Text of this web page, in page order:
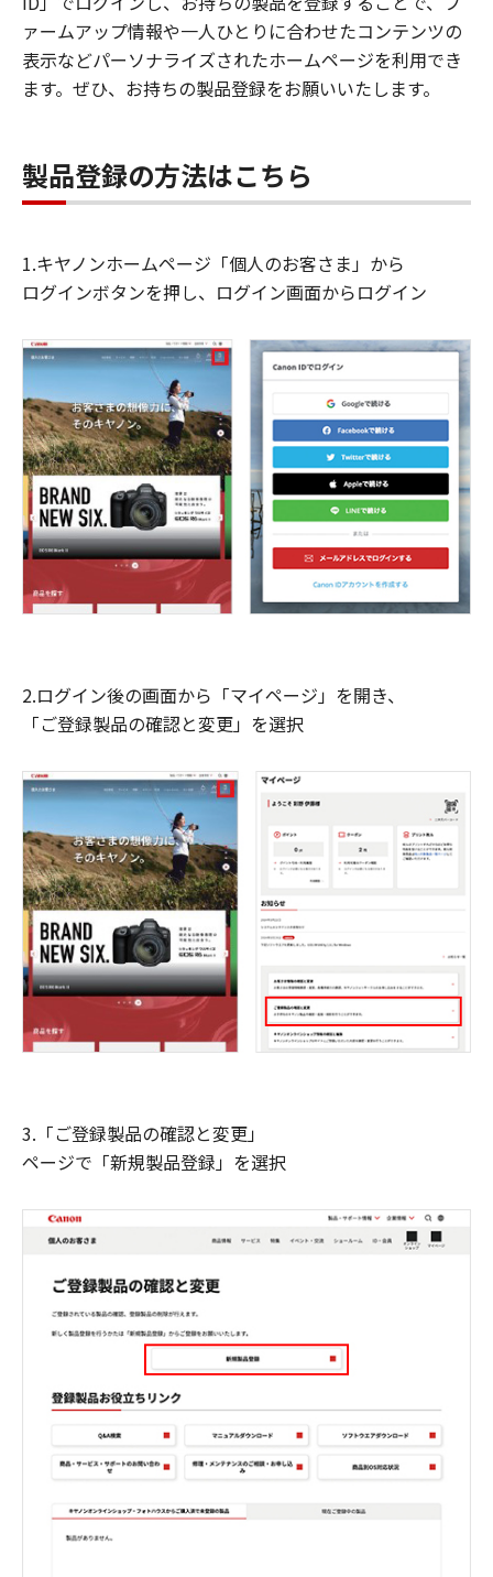
ァームアップ情報や一人ひとりに合わせたコンテンツの
表示などパーソナライズされたホームページを利用でき
ます。ぜひ、お持ちの製品登録をお願いいたします。
製品登録の方法はこちら
1.キヤノンホームページ「個人のお客さま」から
ログインボタンを押し、ログイン画面からログイン
2.ログイン後の画面から「マイページ」を開き、
「ご登録製品の確認と変更」を選択
3.「ご登録製品の確認と変更」
ページで「新規製品登録」を選択